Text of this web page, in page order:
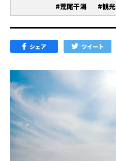
#荒尾干潟
#観光
シェア ツイート